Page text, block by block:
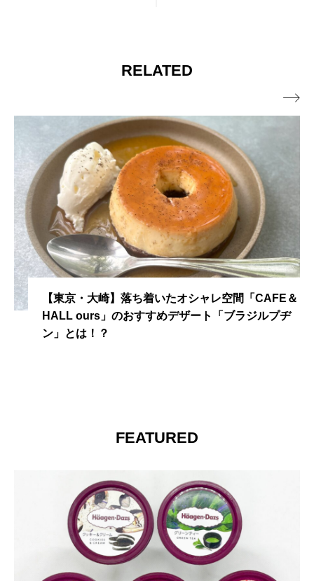
RELATED
【東京・大崎】落ち着いたオシャレ空間「CAFE＆
HALL ours」のおすすめデザート「ブラジルプヂ
ン」とは！？

FEATURED